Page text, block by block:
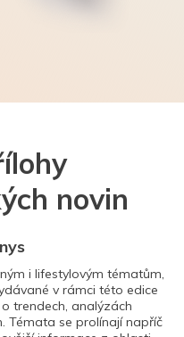
novin
i lifestylovým tématům,
v rámci této edice
trendech, analýzách
Témata se prolínají napříč